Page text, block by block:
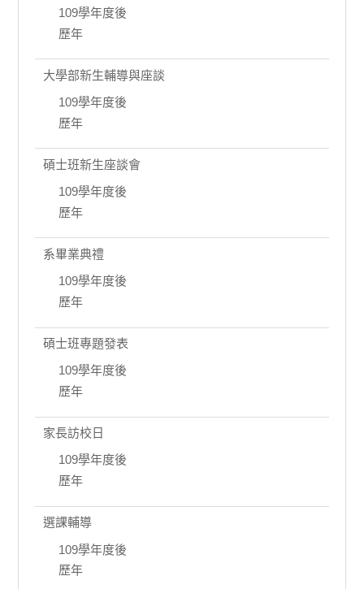
109學年度後
歷年
大學部新生輔導與座談
109學年度後
歷年
碩士班新生座談會
109學年度後
歷年
系畢業典禮
109學年度後
歷年
碩士班專題發表
109學年度後
歷年
家長訪校日
109學年度後
歷年
選課輔導
109學年度後
歷年